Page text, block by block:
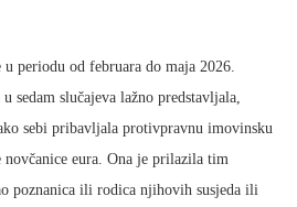
u periodu od februara do maja 2026.
sedam slučajeva lažno predstavljala,
sebi pribavljala protivpravnu imovinsku
eura. Ona je prilazila tim
poznanica ili rodica njihovih susjeda ili